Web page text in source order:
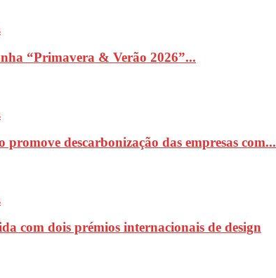
“Primavera & Verão 2026”...
descarbonização das empresas com...
com dois prémios internacionais de design